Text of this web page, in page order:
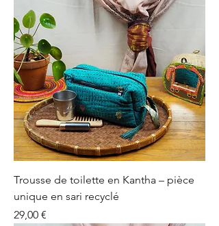
Trousse de toilette en Kantha – pièce
unique en sari recyclé
Prix
29,00 €